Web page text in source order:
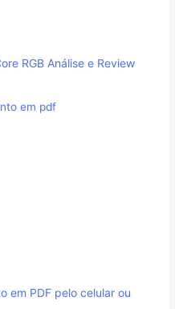
RGB Análise e Review
em PDF pelo celular ou